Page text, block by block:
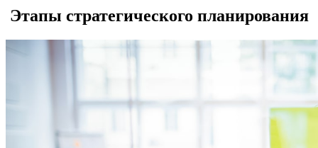
Этапы стратегического планирования